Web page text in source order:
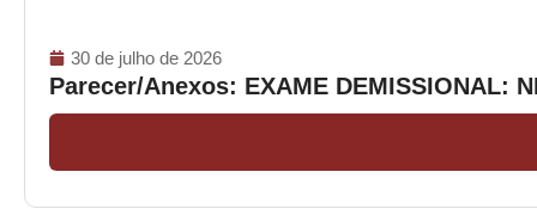
30 de julho de 2026
Parecer/Anexos: EXAME DEMISSIONAL: